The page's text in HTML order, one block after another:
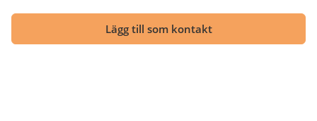
Lägg till som kontakt